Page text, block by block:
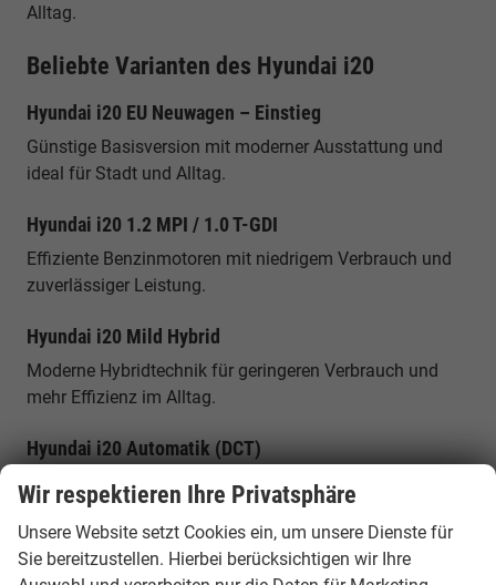
Alltag.
Beliebte Varianten des Hyundai i20
Hyundai i20 EU Neuwagen – Einstieg
Günstige Basisversion mit moderner Ausstattung und
ideal für Stadt und Alltag.
Hyundai i20 1.2 MPI / 1.0 T-GDI
Effiziente Benzinmotoren mit niedrigem Verbrauch und
zuverlässiger Leistung.
Hyundai i20 Mild Hybrid
Moderne Hybridtechnik für geringeren Verbrauch und
mehr Effizienz im Alltag.
Hyundai i20 Automatik (DCT)
Komfortable Automatikversion für entspanntes Fahren
im Stadtverkehr und auf längeren Strecken.
Hyundai i20 N (Sportmodell)
Wir respektieren Ihre Privatsphäre
Unsere Website setzt Cookies ein, um unsere Dienste für
Sie bereitzustellen. Hierbei berücksichtigen wir Ihre